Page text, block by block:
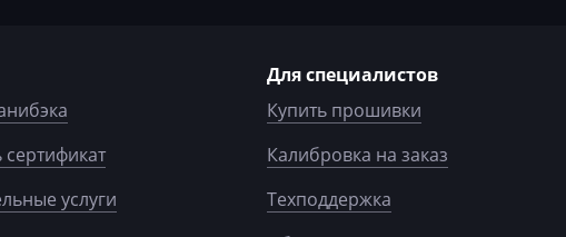
услуги
Для специалистов
Купить прошивки
Калибровка на заказ
Техподдержка